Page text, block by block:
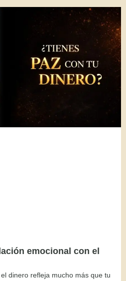
emocional con el
dinero refleja mucho más que tu